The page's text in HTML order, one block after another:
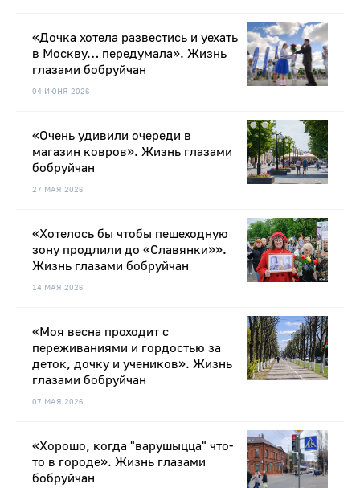
04 ИЮНЯ 2026
«Дочка хотела развестись и уехать
в Москву… передумала». Жизнь
глазами бобруйчан
27 МАЯ 2026
«Очень удивили очереди в
магазин ковров». Жизнь глазами
бобруйчан
14 МАЯ 2026
«Хотелось бы чтобы пешеходную
зону продлили до «Славянки»».
Жизнь глазами бобруйчан
07 МАЯ 2026
«Моя весна проходит с
переживаниями и гордостью за
деток, дочку и учеников». Жизнь
глазами бобруйчан
«Хорошо, когда "варушыцца" что-
то в городе». Жизнь глазами
бобруйчан